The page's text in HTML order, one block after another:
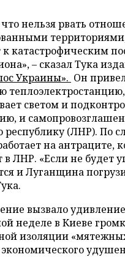
нельзя рвать
катастрофическим
– сказал Тука
Украины». Он
светом и
и
республику (ЛНР). По
на антраците,
ЛНР. «Если не будет
и Луганщина
вызвало
неделе в Киеве
изоляции